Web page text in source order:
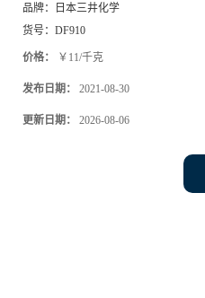
品牌：
日本三井化学
货号： DF910
价格： ￥11/千克
发布日期： 2021-08-30
更新日期： 2026-08-06